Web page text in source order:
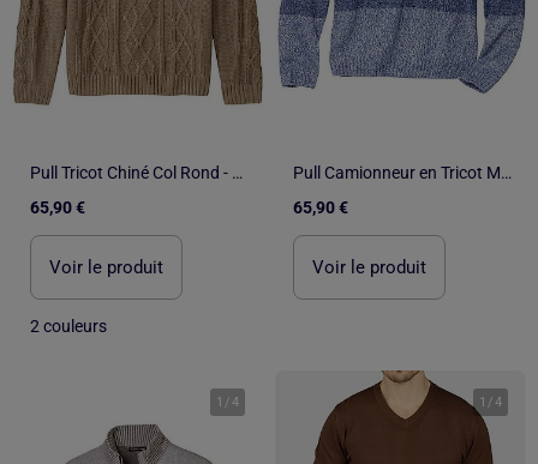
Pull Tricot Chiné Col Rond - ATLAS FOR MEN
65,90 €
Voir le produit
2 couleurs
Pull Camionneur en Tricot Mouliné - ATLAS FOR MEN
65,90 €
Voir le produit
1 /4 1 /4